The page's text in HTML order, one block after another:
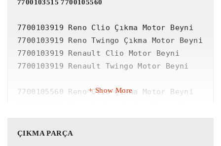
7700103515 7700105560
7700103919 Reno Clio Çıkma Motor Beyni
7700103919 Reno Twingo Çıkma Motor Beyni
7700103919 Renault Clio Motor Beyni
7700103919 Renault Twingo Motor Beyni
7700105560 Reno Clio Çıkma Motor Beyni
7700105560 Renault Twingo Motor Beyni
Show More
ÇIKMA PARÇA